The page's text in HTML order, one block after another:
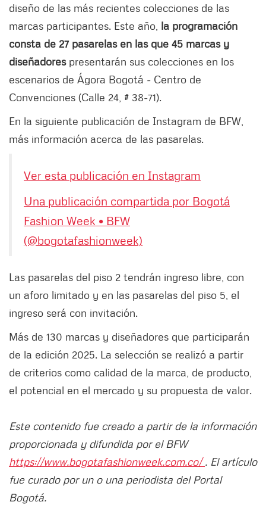
diseño de las más recientes colecciones de las
marcas participantes. Este año, la programación
consta de 27 pasarelas en las que 45 marcas y
diseñadorespresentarán sus colecciones en los
escenarios de Ágora Bogotá - Centro de
Convenciones (Calle 24, # 38-71).
En la siguiente publicación de Instagram de BFW,
más información acerca de las pasarelas.
Ver esta publicación en Instagram
Una publicación compartida por Bogotá
Fashion Week • BFW
(@bogotafashionweek)
Las pasarelas del piso 2 tendrán ingreso libre, con
un aforo limitado y en las pasarelas del piso 5, el
ingreso será con invitación.
Más de 130 marcas y diseñadores que participarán
de la edición 2025. La selección se realizó a partir
de criterios como calidad de la marca, de producto,
el potencial en el mercado y su propuesta de valor.
Este contenido fue creado a partir de la información
proporcionada y difundida por el BFW
https://www.bogotafashionweek.com.co/. El artículo
fue curado por un o una periodista del Portal
Bogotá.